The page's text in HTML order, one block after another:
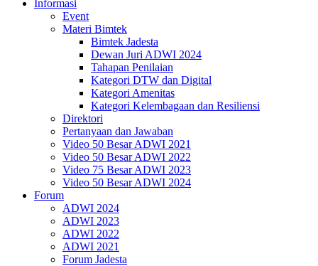
Informasi
Event
Materi Bimtek
Bimtek Jadesta
Dewan Juri ADWI 2024
Tahapan Penilaian
Kategori DTW dan Digital
Kategori Amenitas
Kategori Kelembagaan dan Resiliensi
Direktori
Pertanyaan dan Jawaban
Video 50 Besar ADWI 2021
Video 50 Besar ADWI 2022
Video 75 Besar ADWI 2023
Video 50 Besar ADWI 2024
Forum
ADWI 2024
ADWI 2023
ADWI 2022
ADWI 2021
Forum Jadesta